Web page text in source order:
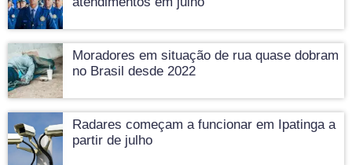
Moradores em situação de rua quase dobram
no Brasil desde 2022
Radares começam a funcionar em Ipatinga a
partir de julho